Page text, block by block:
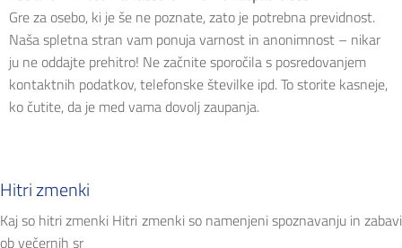
Gre za osebo, ki je še ne poznate, zato je potrebna previdnost.
Naša spletna stran vam ponuja varnost in anonimnost – nikar
ju ne oddajte prehitro! Ne začnite sporočila s posredovanjem
kontaktnih podatkov, telefonske številke ipd. To storite kasneje,
ko čutite, da je med vama dovolj zaupanja.
Hitri zmenki
Kaj so hitri zmenki Hitri zmenki so namenjeni spoznavanju in zabavi
ob večernih sr